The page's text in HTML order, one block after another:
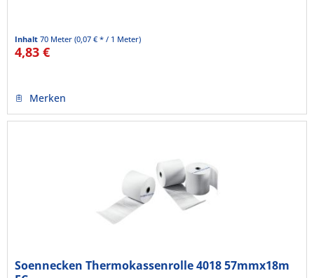
Inhalt70 Meter(0,07 € * / 1 Meter)
4,83 €
Merken
Soennecken Thermokassenrolle 4018 57mmx18m